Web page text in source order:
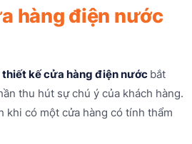
hàng điện nước
thiết kế cửa hàng điện nước bắt
thu hút sự chú ý của khách hàng.
khi có một cửa hàng có tính thẩm